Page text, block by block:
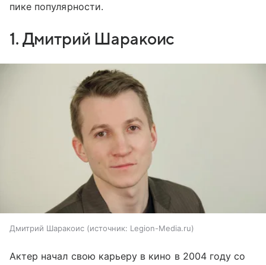
пике популярности.
1. Дмитрий Шаракоис
Дмитрий Шаракоис источник: Legion-Media.ru
Актер начал свою карьеру в кино в 2004 году со